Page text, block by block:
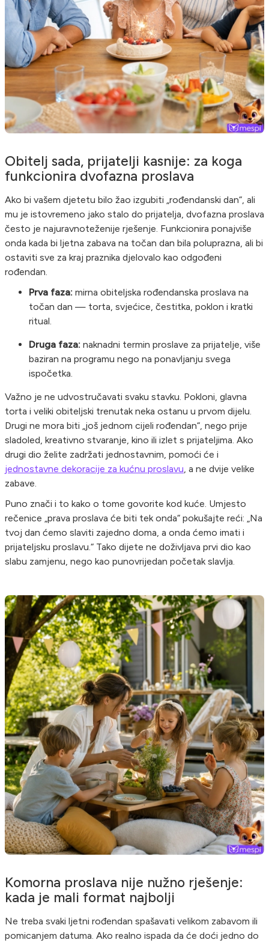
Obitelj sada, prijatelji kasnije: za koga
funkcionira dvofazna proslava
Ako bi vašem djetetu bilo žao izgubiti „rođendanski dan“, ali
mu je istovremeno jako stalo do prijatelja, dvofazna proslava
često je najuravnoteženije rješenje. Funkcionira ponajviše
onda kada bi ljetna zabava na točan dan bila poluprazna, ali bi
ostaviti sve za kraj praznika djelovalo kao odgođeni
rođendan.
Prva faza: mirna obiteljska rođendanska proslava na
točan dan — torta, svjećice, čestitka, poklon i kratki
ritual.
Druga faza: naknadni termin proslave za prijatelje, više
baziran na programu nego na ponavljanju svega
ispočetka.
Važno je ne udvostručavati svaku stavku. Pokloni, glavna
torta i veliki obiteljski trenutak neka ostanu u prvom dijelu.
Drugi ne mora biti „još jednom cijeli rođendan“, nego prije
sladoled, kreativno stvaranje, kino ili izlet s prijateljima. Ako
drugi dio želite zadržati jednostavnim, pomoći će i
jednostavne dekoracije za kućnu proslavu , a ne dvije velike
zabave.
Puno znači i to kako o tome govorite kod kuće. Umjesto
rečenice „prava proslava će biti tek onda“ pokušajte reći: „Na
tvoj dan ćemo slaviti zajedno doma, a onda ćemo imati i
prijateljsku proslavu.“ Tako dijete ne doživljava prvi dio kao
slabu zamjenu, nego kao punovrijedan početak slavlja.
Komorna proslava nije nužno rješenje:
kada je mali format najbolji
Ne treba svaki ljetni rođendan spašavati velikom zabavom ili
pomicanjem datuma. Ako realno ispada da će doći jedno do